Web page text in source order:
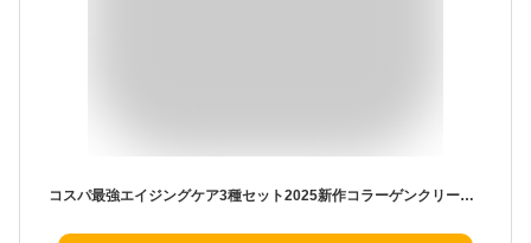
コスパ最強エイジングケア3種セット2025新作コラーゲンクリーム（紫色）しっとりとしたふっくらテクスチャー！【Snp公式】コラーゲン 化粧水 美容液 乳液 セットエスエヌピー 送料無料 韓国コスメ 保湿 毛穴 潤い ハリ 正規品